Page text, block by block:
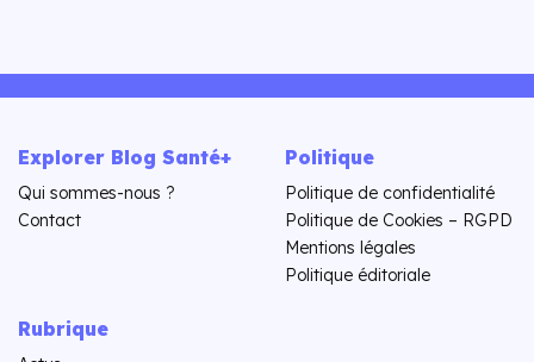
Explorer Blog Santé+
Qui sommes-nous ?
Contact
Politique
Politique de confidentialité
Politique de Cookies – RGPD
Mentions légales
Politique éditoriale
Rubrique